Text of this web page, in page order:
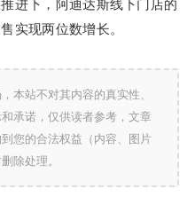
进下，阿迪达斯线下门店的
实现两位数增长。
本站不对其内容的真实性、
承诺，仅供读者参考，文章
您的合法权益（内容、图片
除处理。